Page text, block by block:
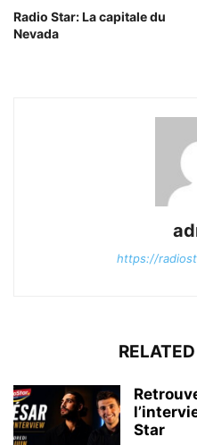
Radio Star: La capitale du
Nevada
https://
Star